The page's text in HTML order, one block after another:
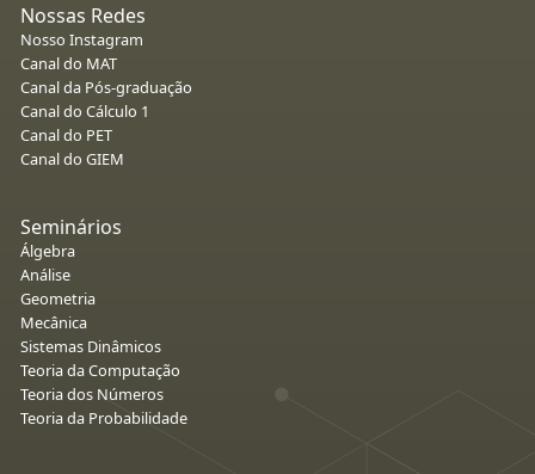
Nossas Redes
Nosso Instagram
Canal do MAT
Canal da Pós-graduação
Canal do Cálculo 1
Canal do PET
Canal do GIEM
Seminários
Álgebra
Análise
Geometria
Mecânica
Sistemas Dinâmicos
Teoria da Computação
Teoria dos Números
Teoria da Probabilidade